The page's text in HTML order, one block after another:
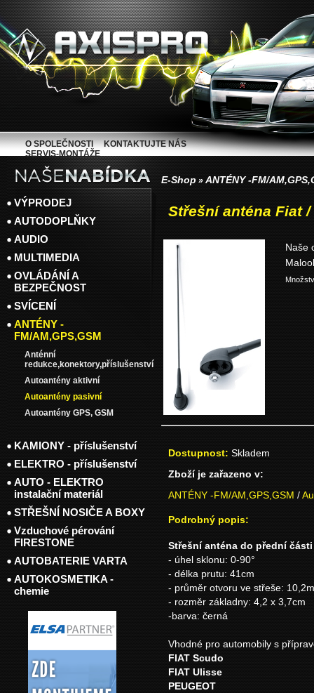
E-Shop » ANTÉNY -FM/
Střešní anténa Fiat
Naše
Dostupnost: Skladem
Zboží je zařazeno v:
ANTÉNY -FM/AM,GPS,GSM /
Podrobný popis:
Střešní anténa do přední
- úhel sklonu: 0-90°
- délka prutu: 41cm
- průměr otvoru ve střeše:
- rozměr základny: 4,2 x 3,7cm
-barva: černá
Vhodné pro automobily s
FIAT Scudo
FIAT Ulisse
PEUGEOT
VÝPRODEJ
AUTODOPLŇKY
AUDIO
MULTIMEDIA
OVLÁDÁNÍ A
BEZPEČNOST
SVÍCENÍ
ANTÉNY -
FM/AM,GPS,GSM
Anténní
redukce,konektory,příslušenství
Autoantény aktivní
Autoantény pasivní
Autoantény GPS, GSM
KAMIONY - příslušenství
ELEKTRO - příslušenství
AUTO - ELEKTRO
instalační materiál
STŘEŠNÍ NOSIČE A BOXY
Vzduchové pérování
FIRESTONE
AUTOBATERIE VARTA
AUTOKOSMETIKA -
chemie
O SPOLEČNOSTI
KONTAKTUJTE NÁS
SERVIS-MONTÁŽE